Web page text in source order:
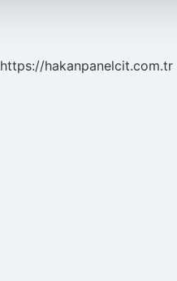
https://hakanpanelcit.com.tr